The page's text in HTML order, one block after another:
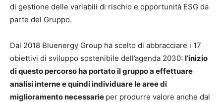
di gestione delle variabili di rischio e opportunità ESG da
parte del Gruppo.
Dal 2018 Bluenergy Group ha scelto di abbracciare i 17
obiettivi di sviluppo sostenibile dell’agenda 2030: l’inizio
di questo percorso ha portato il gruppo a effettuare
analisi interne e quindi individuare le aree di
miglioramento necessarie per produrre valore anche dal